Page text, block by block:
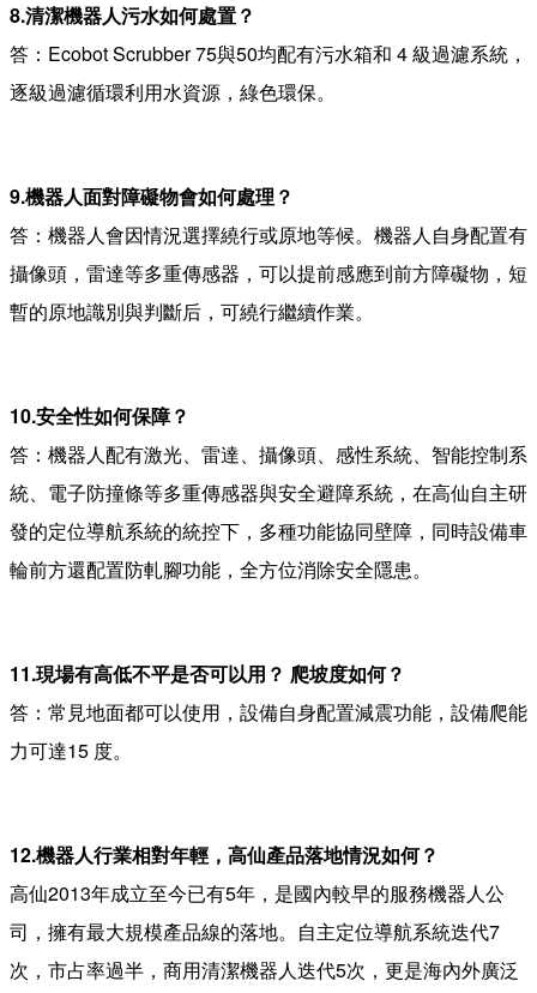
8.清潔機器人污水如何處置？
答：Ecobot Scrubber 75與50均配有污水箱和 4 級過濾系統，
逐級過濾循環利用水資源，綠色環保。
9.機器人面對障礙物會如何處理？
答：機器人會因情況選擇繞行或原地等候。機器人自身配置有
攝像頭，雷達等多重傳感器，可以提前感應到前方障礙物，短
暫的原地識別與判斷后，可繞行繼續作業。
10.安全性如何保障？
答：機器人配有激光、雷達、攝像頭、感性系統、智能控制系
統、電子防撞條等多重傳感器與安全避障系統，在高仙自主研
發的定位導航系統的統控下，多種功能協同壁障，同時設備車
輪前方還配置防軋腳功能，全方位消除安全隱患。
11.現場有高低不平是否可以用？ 爬坡度如何？
答：常見地面都可以使用，設備自身配置減震功能，設備爬能
力可達15 度。
12.機器人行業相對年輕，高仙產品落地情況如何？
高仙2013年成立至今已有5年，是國內較早的服務機器人公
司，擁有最大規模產品線的落地。自主定位導航系統迭代7
次，市占率過半，商用清潔機器人迭代5次，更是海內外廣泛